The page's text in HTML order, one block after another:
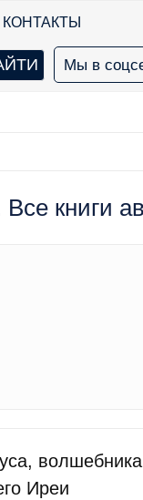
КОНТАКТЫ
Мы в
книги
Иреи